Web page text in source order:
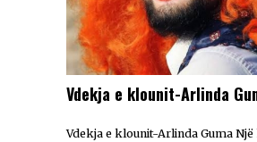
Vdekja e klounit-Arlinda
Vdekja e klounit-Arlinda Guma